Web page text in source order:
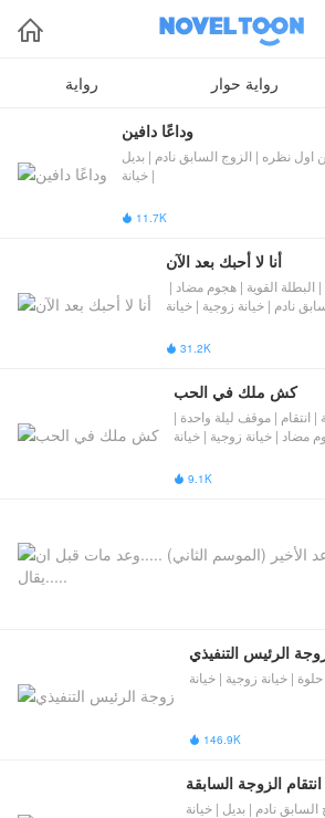

رواية رواية حوار
وداعًا دافين
نظره | ​الزوج السابق نادم​​ | بديل
| خيانة
 11.7K
أنا لا أحبك بعد الآن
القوية | هجوم مضاد |
نادم​​ | خيانة زوجية | خيانة
 31.2K
كش ملك في الحب
| انتقام | موقف ليلة واحدة |
مضاد | خيانة زوجية | خيانة
 9.1K
الرئيس التنفيذي
| خيانة زوجية | خيانة
 146.9K
انتقام الزوجة السابقة
نادم​​ | بديل | خيانة